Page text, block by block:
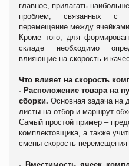
главное, прилагать
проблем, связанных с
перемещение между ячейками
Кроме того, для
складе необходимо
влияющие на скорость и
Что влияет на скорость
- Расположение товара на
сборки. Основная задача на
листы на отбор и маршрут
Самый простой пример –
комплектовщика, а также
смены скорость перемещения